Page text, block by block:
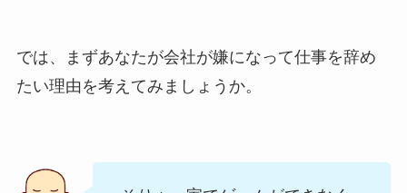
では、まずあなたが会社が嫌になって仕事を辞め
たい理由を考えてみましょうか。